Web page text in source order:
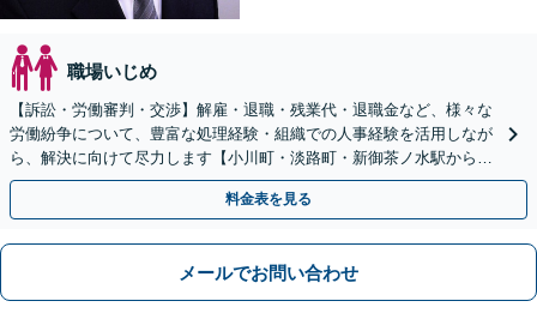
職場いじめ
【訴訟・労働審判・交渉】解雇・退職・残業代・退職金など、様々な
労働紛争について、豊富な処理経験・組織での人事経験を活用しなが
ら、解決に向けて尽力します【小川町・淡路町・新御茶ノ水駅から約
1分、御茶ノ水駅も利用可】
料金表を見る
メールでお問い合わせ